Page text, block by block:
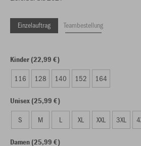
Einzelauftrag Teambestellung
Kinder (22,99 €)
116 128 140 152 164
Unisex (25,99 €)
S M L XL XXL 3XL
Damen (25,99 €)